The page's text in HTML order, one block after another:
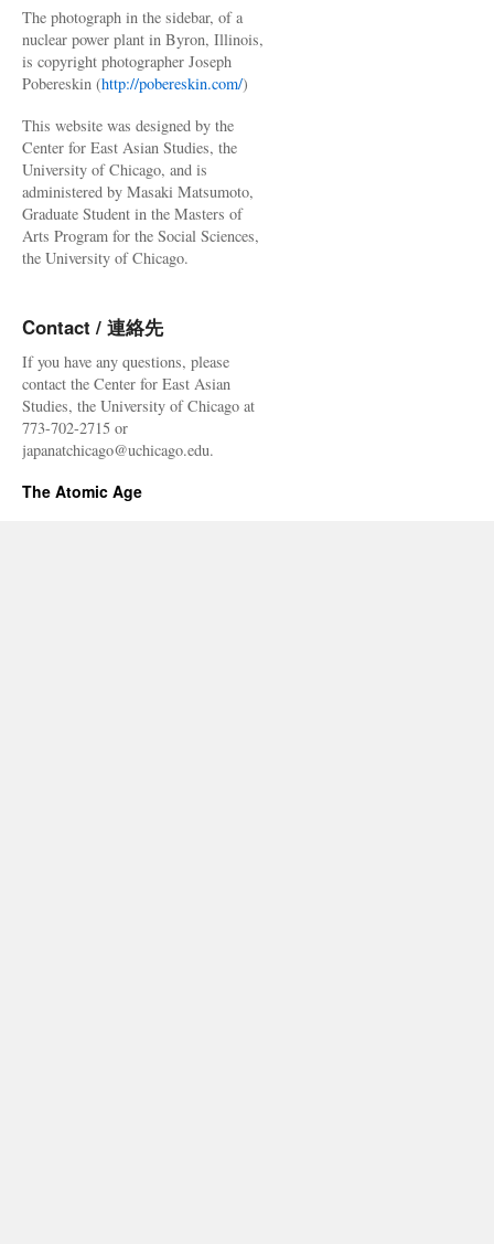
The photograph in the sidebar, of a
nuclear power plant in Byron, Illinois,
is copyright photographer Joseph
Pobereskin (http://pobereskin.com/)
This website was designed by the
Center for East Asian Studies, the
University of Chicago, and is
administered by Masaki Matsumoto,
Graduate Student in the Masters of
Arts Program for the Social Sciences,
the University of Chicago.
Contact / 連絡先
If you have any questions, please
contact the Center for East Asian
Studies, the University of Chicago at
773-702-2715 or
japanatchicago@uchicago.edu.
The Atomic Age